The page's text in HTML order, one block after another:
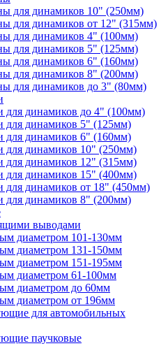
для динамиков 10" (250мм)
для динамиков от 12" (315мм)
для динамиков 4" (100мм)
для динамиков 5" (125мм)
для динамиков 6" (160мм)
для динамиков 8" (200мм)
для динамиков до 3" (80мм)
для динамиков до 4" (100мм)
для динамиков 5" (125мм)
для динамиков 6" (160мм)
для динамиков 10" (250мм)
для динамиков 12" (315мм)
для динамиков 15" (400мм)
для динамиков от 18" (450мм)
для динамиков 8" (200мм)
выводами
диаметром 101-130мм
диаметром 131-150мм
диаметром 151-195мм
диаметром 61-100мм
диаметром до 60мм
диаметром от 196мм
для автомобильных
паучковые